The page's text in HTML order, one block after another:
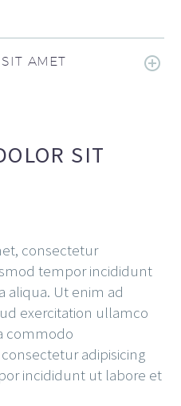
AMET
SIT
consectetur
tempor incididunt
aliqua. Ut enim ad
exercitation ullamco
commodo
adipisicing
incididunt ut labore et